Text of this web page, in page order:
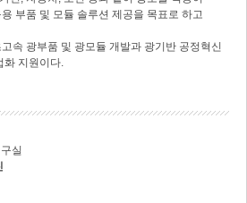
부품 및 모듈 솔루션 제공을 목표로 하고
속 광부품 및 광모듈 개발과 광기반 공정혁신
화 지원이다.
실